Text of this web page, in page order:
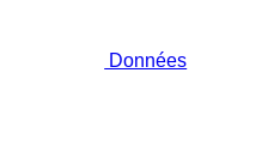
Données